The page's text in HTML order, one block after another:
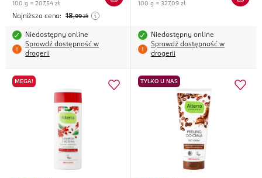
100 g = 207,54 zł
Najniższa cena: 18,99 zł
Niedostępny online
Sprawdź dostępność w
drogerii
100 g = 327,09 zł
Niedostępny online
Sprawdź dostępność w
drogerii
MEGA! TYLKO U NAS